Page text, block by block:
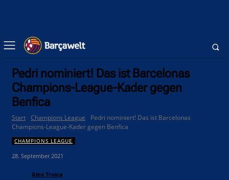
Pedri nominiert! Das ist Barcelonas
Champions-League-Kader gegen
Benfica
Start Champions League
Pedri nominiert! Das ist Barcelonas
Champions-League-Kader gegen Benfica
CHAMPIONS LEAGUE
28. September 2021
Alex Truica